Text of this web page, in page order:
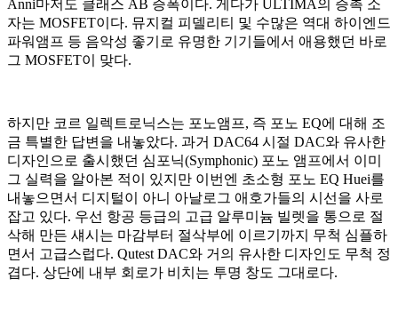
Anni마저도 클래스 AB 증폭이다. 게다가 ULTIMA의 증촉 소
자는 MOSFET이다. 뮤지컬 피델리티 및 수많은 역대 하이엔드
파워앰프 등 음악성 좋기로 유명한 기기들에서 애용했던 바로
그 MOSFET이 맞다.
하지만 코르 일렉트로닉스는 포노앰프, 즉 포노 EQ에 대해 조
금 특별한 답변을 내놓았다. 과거 DAC64 시절 DAC와 유사한
디자인으로 출시했던 심포닉(Symphonic) 포노 앰프에서 이미
그 실력을 알아본 적이 있지만 이번엔 초소형 포노 EQ Huei를
내놓으면서 디지털이 아니 아날로그 애호가들의 시선을 사로
잡고 있다. 우선 항공 등급의 고급 알루미늄 빌렛을 통으로 절
삭해 만든 섀시는 마감부터 절삭부에 이르기까지 무척 심플하
면서 고급스럽다. Qutest DAC와 거의 유사한 디자인도 무척 정
겹다. 상단에 내부 회로가 비치는 투명 창도 그대로다.